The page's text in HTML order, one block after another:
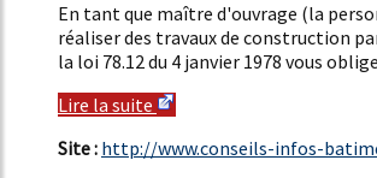
En tant que maître d'ouvrage (la
réaliser des travaux de construction
la loi 78.12 du 4 janvier 1978 vous
Lire la suite
Site : http://www.conseils-infos-